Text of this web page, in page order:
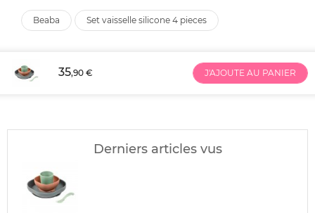
beaba set vaisselle silicone 4 pieces
35,90 € J'AJOUTE AU PANIER
Derniers articles vus